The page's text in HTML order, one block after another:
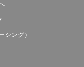
シング）